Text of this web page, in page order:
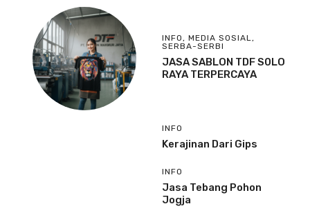
INFO , MEDIA SOSIAL ,
SERBA-SERBI
JASA SABLON TDF S0LO
RAYA TERPERCAYA
INFO
Kerajinan Dari Gips
INFO
Jasa Tebang Pohon
Jogja